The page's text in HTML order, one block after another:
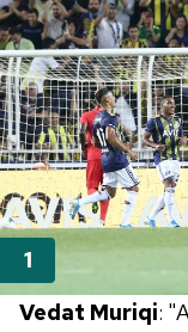
Vedat Muriqi: